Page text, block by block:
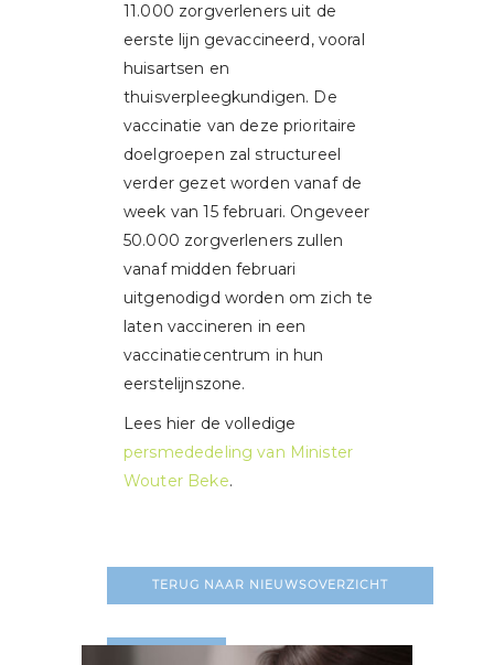
11.000 zorgverleners uit de
eerste lijn gevaccineerd, vooral
huisartsen en
thuisverpleegkundigen. De
vaccinatie van deze prioritaire
doelgroepen zal structureel
verder gezet worden vanaf de
week van 15 februari. Ongeveer
50.000 zorgverleners zullen
vanaf midden februari
uitgenodigd worden om zich te
laten vaccineren in een
vaccinatiecentrum in hun
eerstelijnszone.
Lees hier de volledige
persmededeling van Minister
Wouter Beke.
TERUG NAAR NIEUWSOVERZICHT